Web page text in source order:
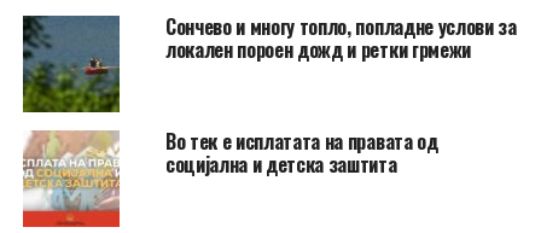
Сончево и многу топло, попладне услови за
локален пороен дожд и ретки грмежи
Во тек е исплатата на правата од
социјална и детска заштита